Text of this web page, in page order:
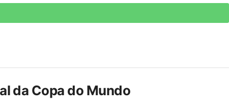
da Copa do Mundo